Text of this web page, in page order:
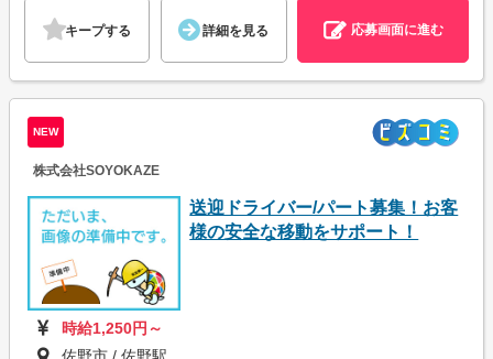
キープする 詳細を見る 応募画面に進む
NEW
株式会社SOYOKAZE
送迎ドライバー/パート募集！お客
様の安全な移動をサポート！
時給1,250円～